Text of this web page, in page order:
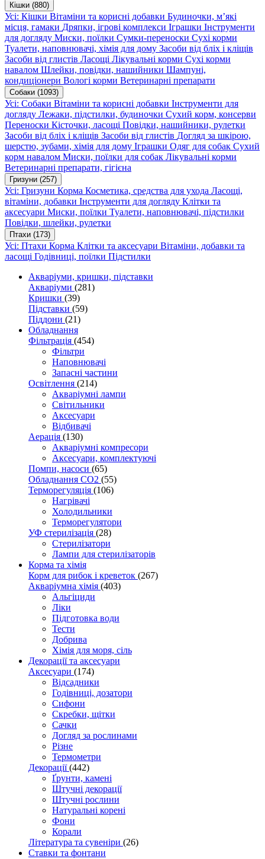
Кішки (880)
Усі: Кішки Вітаміни та корисні добавки Будиночки, м’які
місця, гамаки Дряпки, ігрові комплекси Іграшки Інструменти
для догляду Миски, поїлки Сумки-переноски Сухі корми
Туалети, наповнювачі, хімія для дому Засоби від бліх і кліщів
Засоби від глистів Ласощі Лікувальні корми Сухі корми
навалом Шлейки, повідки, нашийники Шампуні,
кондиціонери Вологі корми Ветеринарні препарати
Собаки (1093)
Усі: Собаки Вітаміни та корисні добавки Інструменти для
догляду Лежаки, підстилки, будиночки Сухий корм, консерви
Переноски Кісточки, ласощі Повідки, нашийники, рулетки
Засоби від бліх і кліщів Засоби від глистів Догляд за шкірою,
шерстю, зубами, хімія для дому Іграшки Одяг для собак Сухий
корм навалом Миски, поїлки для собак Лікувальні корми
Ветеринарні препарати, гігієна
Гризуни (257)
Усі: Гризуни Корма Косметика, средства для ухода Ласощі,
вітаміни, добавки Інструменти для догляду Клітки та
аксесуари Миски, поїлки Туалети, наповнювачі, підстилки
Повідки, шлейки, рулетки
Птахи (173)
Усі: Птахи Корма Клітки та аксесуари Вітаміни, добавки та
ласощі Годівниці, поїлки Підстилки
Акваріуми, кришки, підставки
Акваріуми (281)
Кришки (39)
Підставки (59)
Піддони (21)
Обладнання
Фільтрація (454)
Фільтри
Наповнювачі
Запасні частини
Освітлення (214)
Акваріумні лампи
Світильники
Аксесуари
Відбивачі
Аерація (130)
Акваріумні компресори
Аксесуари, комплектуючі
Помпи, насоси (65)
Обладнання CO2 (55)
Терморегуляція (106)
Нагрівачі
Холодильники
Терморегулятори
УФ стерилізація (28)
Стерилізатори
Лампи для стерилізаторів
Корма та хімія
Корм для рибок і креветок (267)
Акваріумна хімія (403)
Альгіциди
Ліки
Підготовка води
Тести
Добрива
Хімія для моря, сіль
Декорації та аксесуари
Аксесуари (174)
Відсадники
Годівниці, дозатори
Сифони
Скребки, щітки
Сачки
Догляд за рослинами
Різне
Термометри
Декорації(442)
Ґрунти, камені
Штучні декорації
Штучні рослини
Натуральні корені
Фони
Корали
Література та сувеніри (26)
Ставки та фонтани